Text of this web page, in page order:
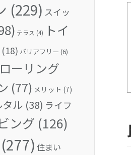
(229) スイッ
テラス (4)
トイ
(18) バリアフリー (6)
ーリング
(77) メリット (7)
タル (38) ライフ
ング (126)
(277) 住まい